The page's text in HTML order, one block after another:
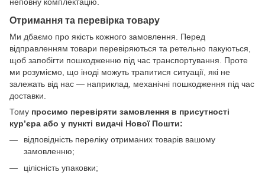
Отримання та перевірка товару
Ми дбаємо про якість кожного замовлення. Перед
відправленням товари перевіряються та ретельно пакуються,
щоб запобігти пошкодженню під час транспортування. Проте
ми розуміємо, що іноді можуть трапитися ситуації, які не
залежать від нас — наприклад, механічні пошкодження під час
доставки.
Тому просимо перевіряти замовлення в присутності
кур’єра або у пункті видачі Нової Пошти:
відповідність переліку отриманих товарів вашому
замовленню;
цілісність упаковки;